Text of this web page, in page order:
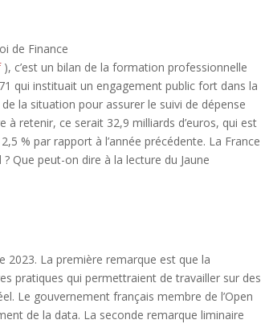
de Finance
), c’est un bilan de la formation professionnelle
qui instituait un engagement public fort dans la
la situation pour assurer le suivi de dépense
à retenir, ce serait 32,9 milliards d’euros, qui est
% par rapport à l’année précédente. La France
Que peut-on dire à la lecture du Jaune
2023. La première remarque est que la
pratiques qui permettraient de travailler sur des
Le gouvernement français membre de l’Open
de la data. La seconde remarque liminaire